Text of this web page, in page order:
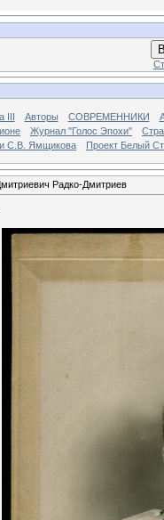
Авторы СОВРЕМЕННИКИ
Журнал "Голос Эпохи"
С.В. Ямщикова Проект Белый
Радко-Дмитриев